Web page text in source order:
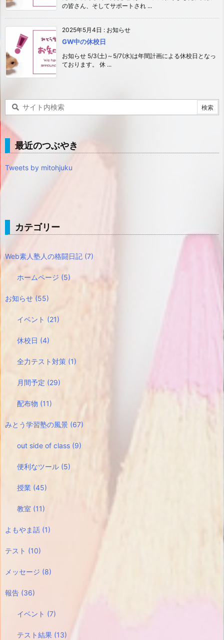
の皆さん、そしてサポートされ ...
2025年5月4日 : お知らせ
GW中の休校日
お知らせ 5/3(土)～5/7(水)は年間計画による休校日となっ
ております。 休 ...
最近のつぶやき
Tweets by mitohjuku
カテゴリー
Web素人塾人の格闘日記 (7)
ホームページ (5)
お知らせ (55)
イベント (21)
休校日 (4)
全力テスト対策 (1)
月間予定 (29)
配布物 (11)
みとう学習塾の風景 (67)
out side of class (9)
便利なツール (5)
授業 (45)
教室 (11)
よもやま話 (1)
テスト (10)
メッセージ (8)
報告 (36)
イベント (7)
テスト結果 (13)